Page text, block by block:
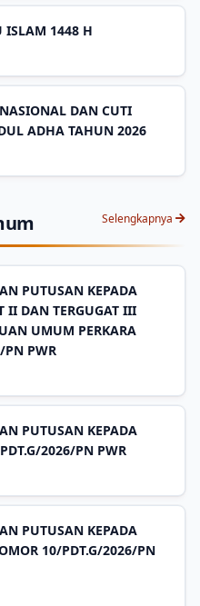
ISLAM 1448 H
DAN CUTI
ADHA TAHUN 2026
Selengkapnya
PUTUSAN KEPADA
II DAN TERGUGAT III
UMUM PERKARA
PN PWR
PUTUSAN KEPADA
2026/PN PWR
PUTUSAN KEPADA
10/PDT.G/2026/PN